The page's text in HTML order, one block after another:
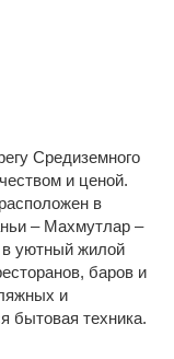
Средиземного
и ценой.
в
– Махмутлар –
в уютный жилой
баров и
и
бытовая техника.